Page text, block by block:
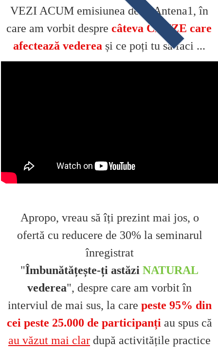
VEZI ACUM emisiunea de la Antena1, în
care am vorbit despre câteva CAUZE care
afectează vederea și ce poți tu să faci ...
Apropo, vreau să îți prezint mai jos, o
ofertă cu reducere de 30% la seminarul
înregistrat
"Îmbunătățește-ți astăzi NATURAL
vederea", despre care am vorbit în
interviul de mai sus, la care peste 95% din
cei peste 25.000 de participanți au spus că
au văzut mai clar după activitățile practice